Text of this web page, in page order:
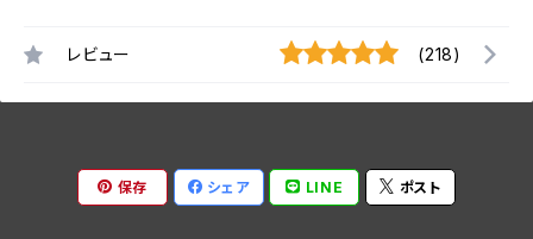
レビュー (218)
保存 シェア LINE ポスト